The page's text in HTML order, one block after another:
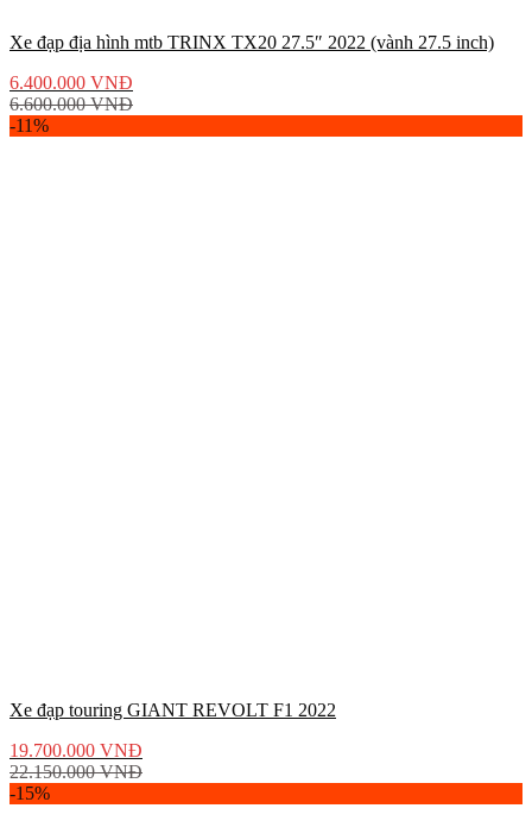
Xe đạp địa hình mtb TRINX TX20 27.5″ 2022 (vành 27.5 inch)
6.400.000 VNĐ
6.600.000VNĐ
-11%
Xe đạp touring GIANT REVOLT F1 2022
19.700.000 VNĐ
22.150.000VNĐ
-15%